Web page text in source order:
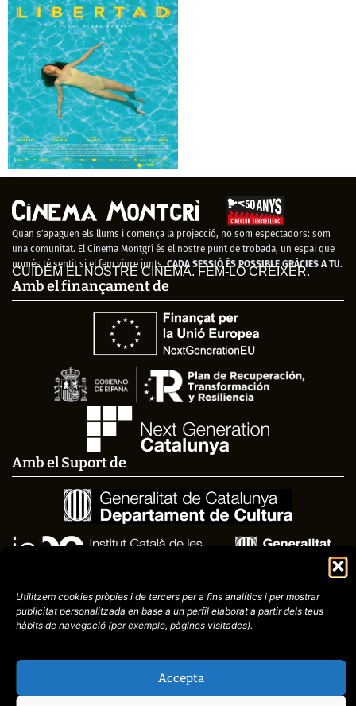
Utilitzem cookies pròpies i de tercers per a fins analítics i per mostrar
publicitatpersonalitzada en base a un perfil elaborat a partir dels teus
hàbits de navegació (perexemple, pàgines visitades).
Accepta
FIMAG 2023
Quan s’apaguen els llums i comença la projecció, no som espectadors: som
una comunitat. El Cinema Montgrí és el nostre punt de trobada, un espai que
només té sentit si el fem viure junts. CADA SESSIÓ ÉS POSSIBLE GRÀCIES A TU.
CUIDEM EL NOSTRE CINEMA. FEM-LO CRÉIXER.
Amb el finançament de
Amb el Suport de
legal
Privacitat
972758396